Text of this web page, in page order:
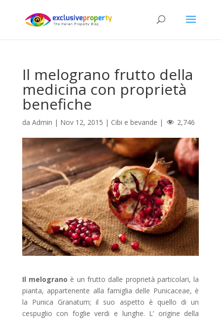
Il melograno frutto della
medicina con proprietà
benefiche
da Admin | Nov 12, 2015 | Cibi e bevande | 2,746
Il melograno è un frutto dalle proprietà particolari, la
pianta, appartenente alla famiglia delle Punicaceae, è
la Punica Granatum; il suo aspetto è quello di un
cespuglio con foglie verdi e lunghe. L’ origine della